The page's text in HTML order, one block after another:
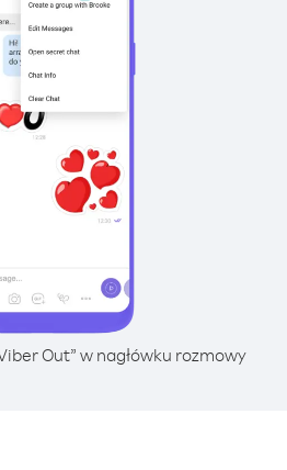
Out” w nagłówku rozmowy